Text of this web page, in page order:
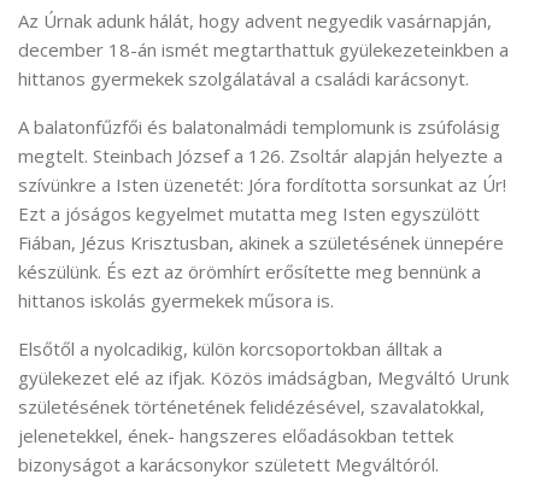
Az Úrnak adunk hálát, hogy advent negyedik vasárnapján,
december 18-án ismét megtarthattuk gyülekezeteinkben a
hittanos gyermekek szolgálatával a családi karácsonyt.
A balatonfűzfői és balatonalmádi templomunk is zsúfolásig
megtelt. Steinbach József a 126. Zsoltár alapján helyezte a
szívünkre a Isten üzenetét: Jóra fordította sorsunkat az Úr!
Ezt a jóságos kegyelmet mutatta meg Isten egyszülött
Fiában, Jézus Krisztusban, akinek a születésének ünnepére
készülünk. És ezt az örömhírt erősítette meg bennünk a
hittanos iskolás gyermekek műsora is.
Elsőtől a nyolcadikig, külön korcsoportokban álltak a
gyülekezet elé az ifjak. Közös imádságban, Megváltó Urunk
születésének történetének felidézésével, szavalatokkal,
jelenetekkel, ének- hangszeres előadásokban tettek
bizonyságot a karácsonykor született Megváltóról.